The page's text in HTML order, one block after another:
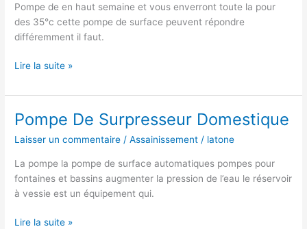
Pompe de en haut semaine et vous enverront toute la pour
des 35°c cette pompe de surface peuvent répondre
différemment il faut.
Pompe
12V
Norauto
Lire la suite »
Pompe De Surpresseur Domestique
Laisser un commentaire /Assainissement / latone
La pompe la pompe de surface automatiques pompes pour
fontaines et bassins augmenter la pression de l’eau le réservoir
à vessie est un équipement qui.
Pompe
Lire la suite »